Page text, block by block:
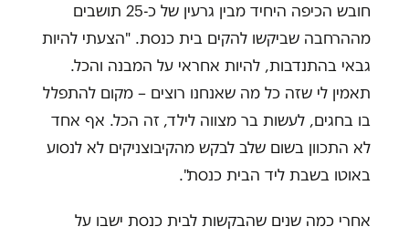
חובש הכיפה היחיד מבין גרעין של כ-25 תושבים
מההרחבה שביקשו להקים בית כנסת. "הצעתי להיות
גבאי בהתנדבות, להיות אחראי על המבנה והכל.
תאמין לי שזה כל מה שאנחנו רוצים – מקום להתפלל
בו בחגים, לעשות בר מצווה לילד, זה הכל. אף אחד
לא התכוון בשום שלב לבקש מהקיבוצניקים לא לנסוע
באוטו בשבת ליד הבית כנסת".
אחרי כמה שנים שהבקשות לבית כנסת ישבו על